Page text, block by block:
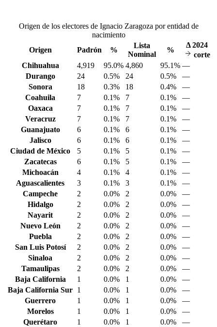
Origen de los electores de Ignacio Zaragoza por entidad de
nacimiento
Origen
Padrón %
Lista
Nominal
%
Δ2024
corte
Chihuahua
4,919 95.0% 4,860 95.1% —
Durango
24 0.5% 24 0.5%
—
Sonora
18 0.3% 18 0.4%
—
Coahuila
7 0.1% 7 0.1%
—
Oaxaca
7 0.1% 7 0.1%
—
Veracruz
7 0.1% 7 0.1%
—
Guanajuato
6 0.1% 6 0.1%
—
Jalisco
6 0.1% 6 0.1%
—
Ciudad de México
5 0.1% 5 0.1%
—
Zacatecas
6 0.1% 5 0.1%
—
Michoacán
4 0.1% 4 0.1%
—
Aguascalientes
3 0.1% 3 0.1%
—
Campeche
2 0.0% 2 0.0%
—
Hidalgo
2 0.0% 2 0.0%
—
Nayarit
2 0.0% 2 0.0%
—
Nuevo León
2 0.0% 2 0.0%
—
Puebla
2 0.0% 2 0.0%
—
San Luis Potosí
2 0.0% 2 0.0%
—
Sinaloa
2 0.0% 2 0.0%
—
Tamaulipas
2 0.0% 2 0.0%
—
Baja California
1 0.0% 1 0.0%
—
Baja California Sur 1 0.0% 1 0.0%
—
Guerrero
1 0.0% 1 0.0%
—
Morelos
1 0.0% 1 0.0%
—
Querétaro
1 0.0% 1 0.0% —